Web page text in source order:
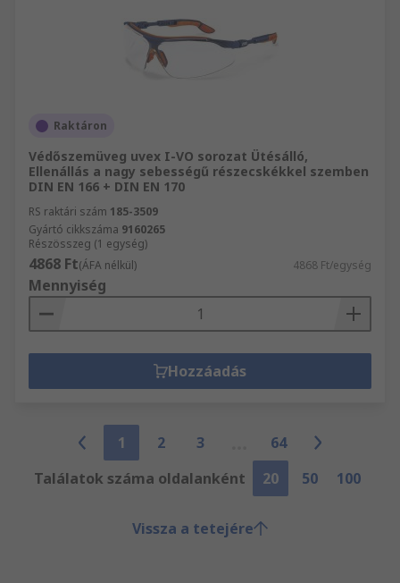
Raktáron
Védőszemüveg uvex I-VO sorozat Ütésálló,
Ellenállás a nagy sebességű részecskékkel szemben
DIN EN 166 + DIN EN 170
RS raktári szám 185-3509
Gyártó cikkszáma 9160265
Részösszeg (1 egység)
4868 Ft(ÁFA nélkül) 4868 Ft/egység
Mennyiség
Hozzáadás
1 2 3
64
Találatok száma oldalanként
20 50 100
Vissza a tetejére